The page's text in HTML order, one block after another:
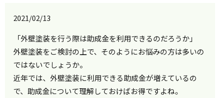
2021/02/13
「外壁塗装を行う際は助成金を利用できるのだろうか」
外壁塗装をご検討の上で、そのようにお悩みの方は多いの
ではないでしょうか。
近年では、外壁塗装に利用できる助成金が増えているの
で、助成金について理解しておけばお得ですよね。